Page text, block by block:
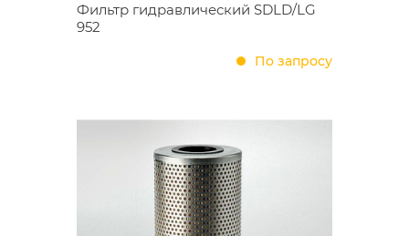
Фильтр гидравлический SDLD/LG
952
По запросу